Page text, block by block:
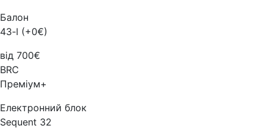
Балон
43-l (+0€)
від 700€
BRC
Преміум+
Електронний блок
Sequent 32